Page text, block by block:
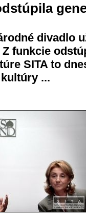
divadlo
funkcie
SITA to
...